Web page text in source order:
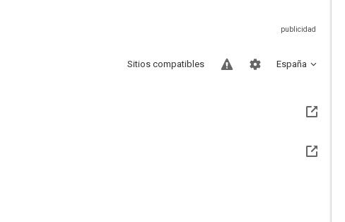
España
Sitios compatibles